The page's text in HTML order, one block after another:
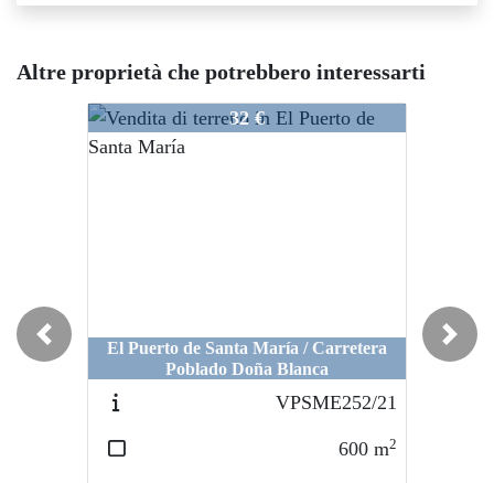
Altre proprietà che potrebbero interessarti
VPSME198/21 32 €
El Puerto de Santa María / Carretera
Poblado Doña Blanca
VPSME252/21
600 m2
Previous Next